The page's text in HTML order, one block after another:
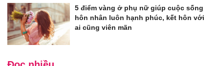
5 điểm vàng ở phụ nữ giúp cuộc sống
hôn nhân luôn hạnh phúc, kết hôn với
ai cũng viên mãn